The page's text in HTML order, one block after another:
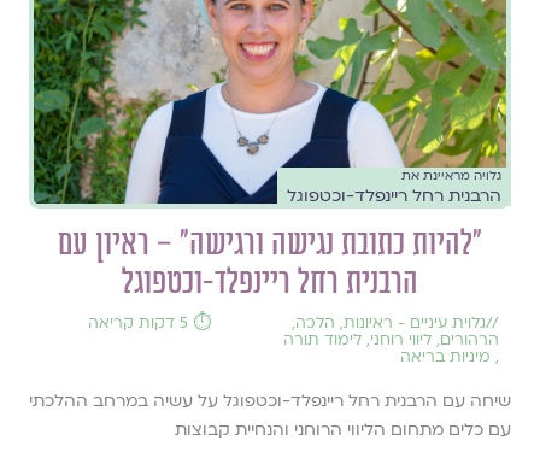
גלויה מראיינת את
הרבנית רחל ריינפלד-וכטפוגל
״להיות כתובת נגישה ורגישה״ – ראיון עם
הרבנית רחל ריינפלד-וכטפוגל
//גלוית עיניים - ראיונות, הלכה,
הרהורים, ליווי רוחני, לימוד תורה
, מיניות בריאה
⏱️ 5 דקות קריאה
שיחה עם הרבנית רחל ריינפלד-וכטפוגל על עשיה במרחב ההלכתי
עם כלים מתחום הליווי הרוחני והנחיית קבוצות